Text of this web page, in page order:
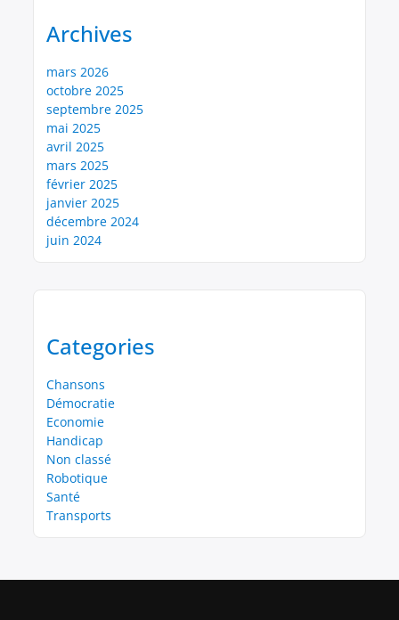
Archives
mars 2026
octobre 2025
septembre 2025
mai 2025
avril 2025
mars 2025
février 2025
janvier 2025
décembre 2024
juin 2024
Categories
Chansons
Démocratie
Economie
Handicap
Non classé
Robotique
Santé
Transports